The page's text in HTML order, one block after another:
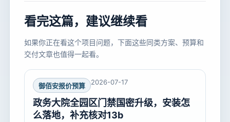
看完这篇，建议继续看
如果你正在看这个项目问题，下面这些同类方案、预算和
交付文章也值得一起看。
御佰安报价预算 2026-07-17
政务大院全园区门禁国密升级，安装怎
么落地，补充核对13b